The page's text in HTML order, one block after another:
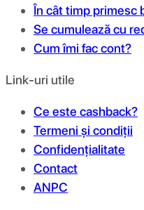
În cât timp primesc
Se cumulează cu
Cum îmi fac cont?
Link-uri utile
Ce este cashback?
Termeni și condiții
Confidențialitate
Contact
ANPC